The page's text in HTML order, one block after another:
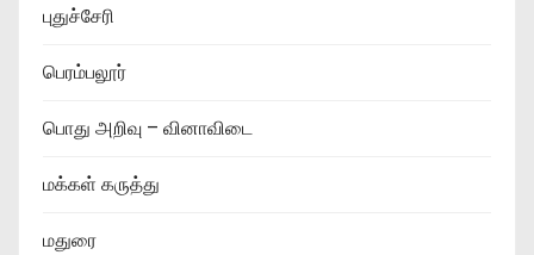
புதுச்சேரி
பெரம்பலூர்
பொது அறிவு – வினாவிடை
மக்கள் கருத்து
மதுரை